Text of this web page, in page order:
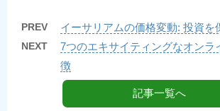
PREV イーサリアムの価格変動: 投資を
NEXT
7つのエキサイティングなオンラ
徴
記事一覧へ